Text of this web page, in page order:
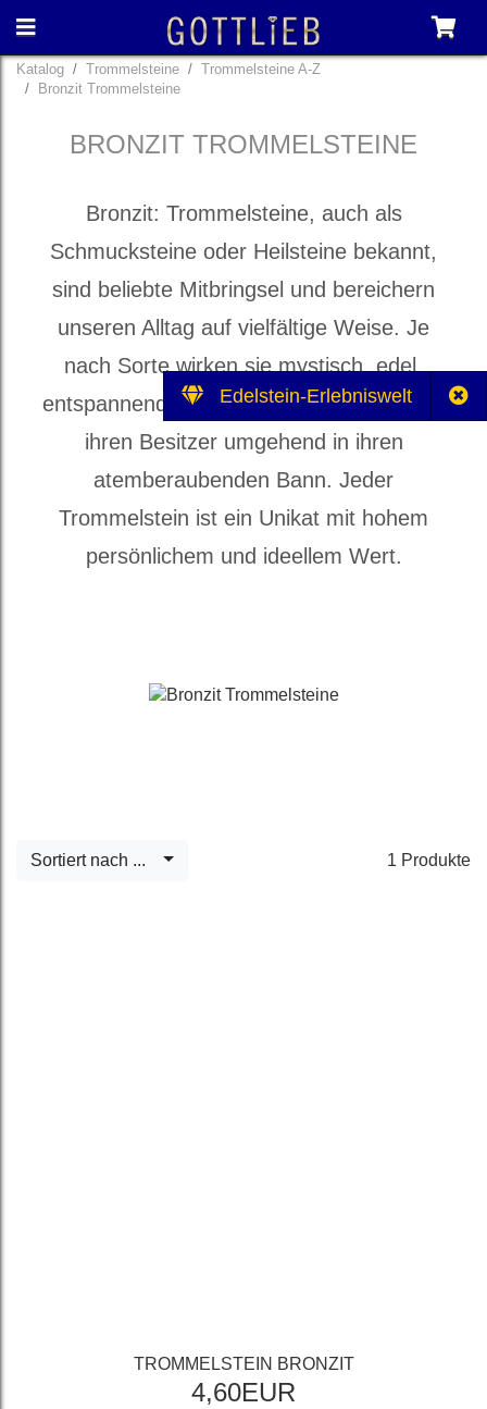
Edelstein-Erlebniswelt
Katalog Trommelsteine
Trommelsteine A-Z
Bronzit Trommelsteine
BRONZIT TROMMELSTEINE
Bronzit: Trommelsteine, auch als
Schmucksteine oder Heilsteine bekannt,
sind beliebte Mitbringsel und bereichern
unseren Alltag auf vielfältige Weise. Je
nach Sorte wirken sie mystisch, edel,
entspannend und heilbringend und ziehen
ihren Besitzer umgehend in ihren
atemberaubenden Bann. Jeder
Trommelstein ist ein Unikat mit hohem
persönlichem und ideellem Wert.
1 Produkte
Sortiert nach ...
TROMMELSTEIN BRONZIT
4,60EUR